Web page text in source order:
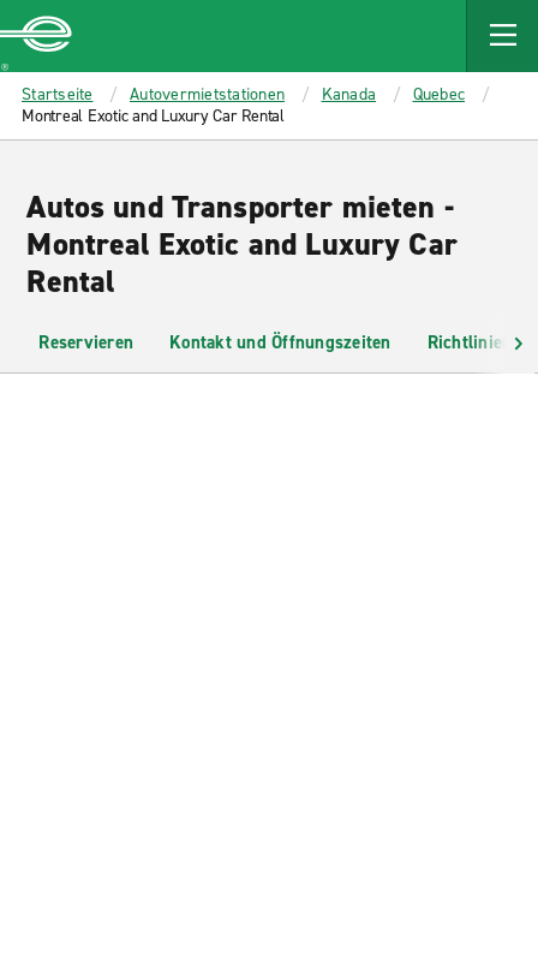
MAIN
CONTENT
Enterprise
Startseite Autovermietstationen Kanada
Quebec
Montreal Exotic and Luxury Car Rental
Autos und Transporter mieten -
Montreal Exotic and Luxury Car
Rental
Reservieren Kontakt und Öffnungszeiten Richtlinien